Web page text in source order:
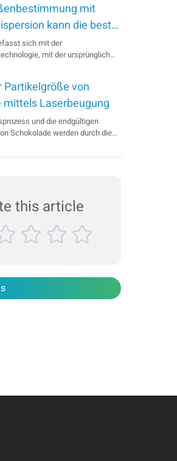
wie sich die Variation der
auf die
auswirkt, veranschaulicht
die wahre Dichte, die
mit
kann die beste
sich mit der
mit der ursprünglich
Mischung durch eine
gepumpt wurde. Es wird erklärt,
Verwendung von trockenen
Partikelgröße von
mittels Laserbeugung
und die endgültigen
Schokolade werden durch die
Produktionskosten und
this article